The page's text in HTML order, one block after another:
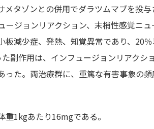
メタゾンとの併用でダラツムマブを投
ジョンリアクション、末梢性感覚ニ
減少症、発熱、知覚異常であり、20
副作用は、インフュージョンリアクシ
った。両治療群に、重篤な有害事象の
1kgあたり16mgである。